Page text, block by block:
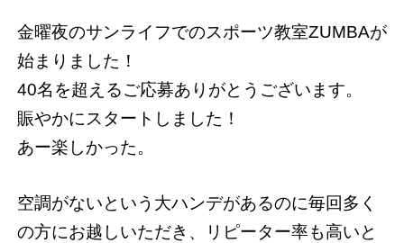
金曜夜のサンライフでのスポーツ教室ZUMBAが
始まりました！
40名を超えるご応募ありがとうございます。
賑やかにスタートしました！
あー楽しかった。
空調がないという大ハンデがあるのに毎回多く
の方にお越しいただき、リピーター率も高いと